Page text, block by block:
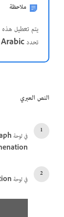
ملاحظة
يتم تعطيل هذه
تحددArabic
النص العبري
في لوحة
في لوحة